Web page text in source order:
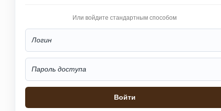
Или войдите стандартным способом